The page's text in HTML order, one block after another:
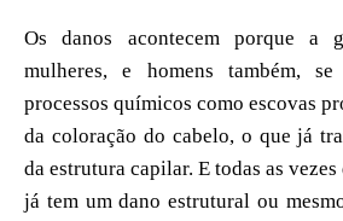
Os danos acontecem porque a
mulheres, e homens também,
processos químicos como escovas
da coloração do cabelo, o que já
da estrutura capilar. E todas as vezes
já tem um dano estrutural ou